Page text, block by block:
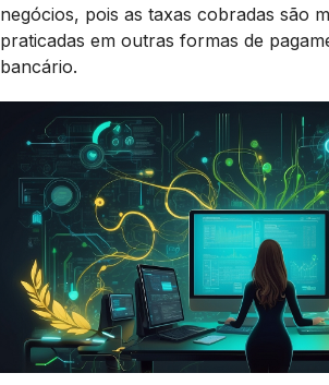
negócios, pois as taxas cobradas são
praticadas em outras formas de
bancário.